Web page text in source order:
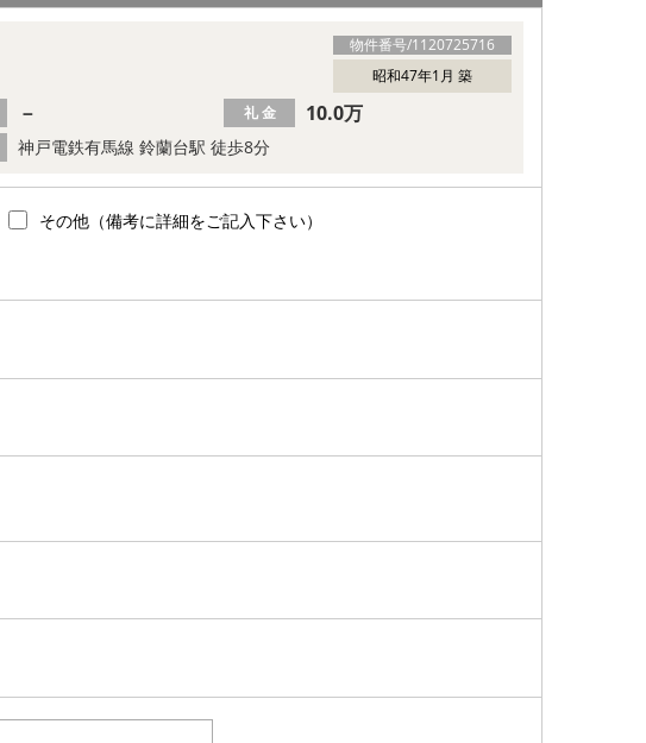
物件番号/1120725716
昭和47年1月 築
神戸電鉄有馬線 鈴蘭台駅 徒歩8分
－ 礼 金 10.0万
その他（備考に詳細をご記入下さい）